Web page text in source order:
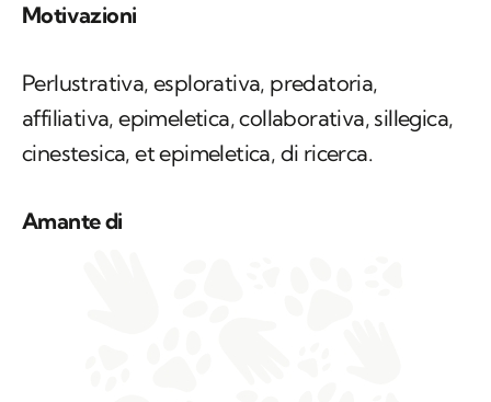
Motivazioni
Perlustrativa, esplorativa, predatoria,
affiliativa, epimeletica, collaborativa, sillegica,
cinestesica, et epimeletica, di ricerca.
Amante di